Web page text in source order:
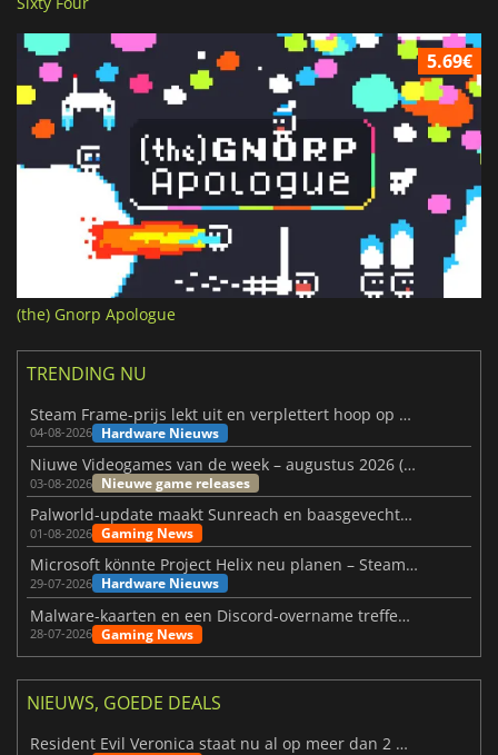
5.69€
(the) Gnorp Apologue
TRENDING NU
Steam Frame-prijs lekt uit en verplettert hoop op betaalbare VR
04-08-2026 Hardware Nieuws
Niuwe Videogames van de week – augustus 2026 (week 32)
03-08-2026 Nieuwe game releases
Palworld-update maakt Sunreach en baasgevechten stabieler
01-08-2026 Gaming News
Microsoft könnte Project Helix neu planen – Steam-Support wackelt
29-07-2026 Hardware Nieuws
Malware-kaarten en een Discord-overname treffen Meccha Chameleon
28-07-2026 Gaming News
NIEUWS, GOEDE DEALS
Resident Evil Veronica staat nu al op meer dan 2 miljoen verlanglijstjes